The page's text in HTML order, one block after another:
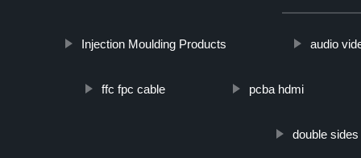
Injection Moulding Products audio
ffc fpc cable pcba hdmi
double